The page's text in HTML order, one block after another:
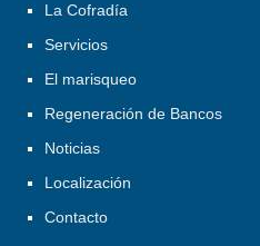
La Cofradía
Servicios
El marisqueo
Regeneración de Bancos
Noticias
Localización
Contacto